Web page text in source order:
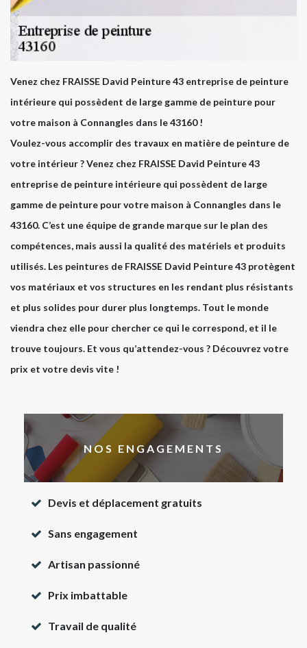
Venez chez FRAISSE David Peinture 43 entreprise de peinture
intérieure qui possèdent de large gamme de peinture pour
votre maison à Connangles dans le 43160 !
Voulez-vous accomplir des travaux en matière de peinture de
votre intérieur ? Venez chez FRAISSE David Peinture 43
entreprise de peinture intérieure qui possèdent de large
gamme de peinture pour votre maison à Connangles dans le
43160. C’est une équipe de grande marque sur le plan des
compétences, mais aussi la qualité des matériels et produits
utilisés. Les peintures de FRAISSE David Peinture 43 protègent
vos matériaux et vos structures en les rendant plus résistants
et plus solides pour durer plus longtemps. Tout le monde
viendra chez elle pour chercher ce qui le correspond, et il le
trouve toujours. Et vous qu’attendez-vous ? Découvrez votre
prix et votre devis vite !
NOS ENGAGEMENTS
Devis et déplacement gratuits
Sans engagement
Artisan passionné
Prix imbattable
Travail de qualité